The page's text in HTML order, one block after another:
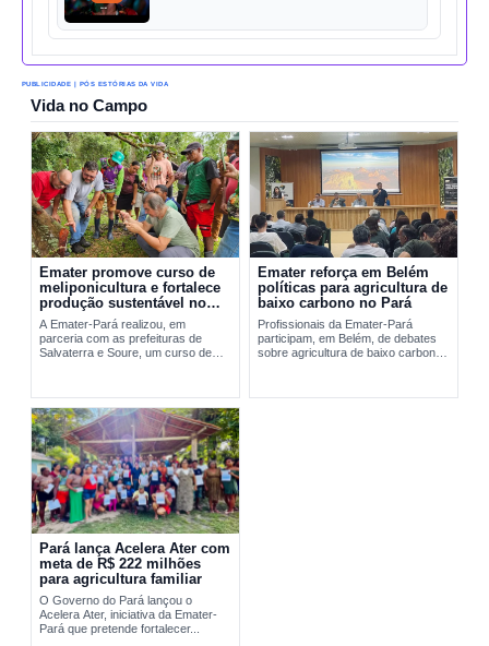
PUBLICIDADE | PÓS ESTÓRIAS DA VIDA
Vida no Campo
Emater promove curso de
meliponicultura e fortalece
produção sustentável no
Marajó
A Emater-Pará realizou, em
parceria com as prefeituras de
Salvaterra e Soure, um curso de
sustentável de...
Emater reforça em Belém
políticas para agricultura de
baixo carbono no Pará
Profissionais da Emater-Pará
participam, em Belém, de debates
sobre agricultura de baixo carbono
Pará lança Acelera Ater com
meta de R$ 222 milhões
para agricultura familiar
O Governo do Pará lançou o
Acelera Ater, iniciativa da Emater-
Pará que pretende fortalecer...